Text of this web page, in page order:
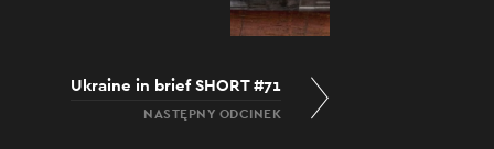
Ukraine in brief SHORT #71
NASTĘPNY ODCINEK